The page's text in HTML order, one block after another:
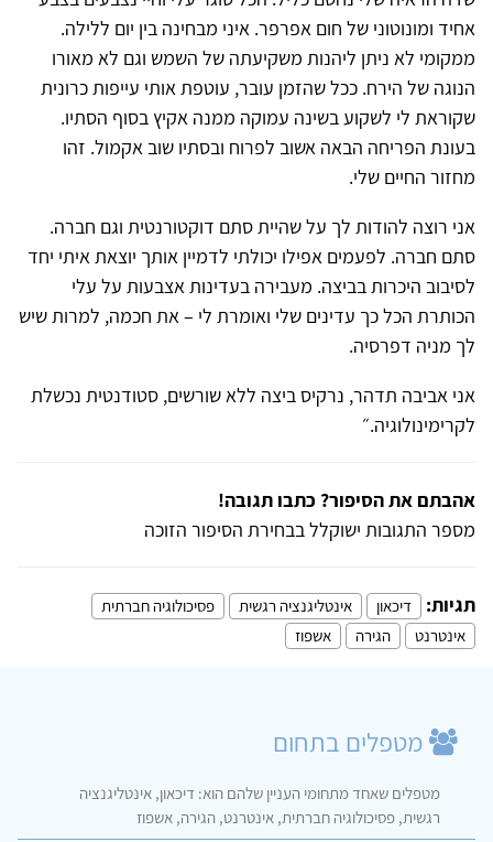
אחיד ומונוטוני של חום אפרפר. איני מבחינה בין יום ללילה.
ממקומי לא ניתן ליהנות משקיעתה של השמש וגם לא מאורו
הנוגה של הירח. ככל שהזמן עובר, עוטפת אותי עייפות כרונית
שקוראת לי לשקוע בשינה עמוקה ממנה אקיץ בסוף הסתיו.
בעונת הפריחה הבאה אשוב לפרוח ובסתיו שוב אקמול. זהו
מחזור החיים שלי.
אני רוצה להודות לך על שהיית סתם דוקטורנטית וגם חברה.
סתם חברה. לפעמים אפילו יכולתי לדמיין אותך יוצאת איתי יחד
לסיבוב היכרות בביצה. מעבירה בעדינות אצבעות על עלי
הכותרת הכל כך עדינים שלי ואומרת לי – את חכמה, למרות שיש
לך מניה דפרסיה.
אני אביבה תדהר, נרקיס ביצה ללא שורשים, סטודנטית נכשלת
לקרימינולוגיה.״
אהבתם את הסיפור? כתבו תגובה!
מספר התגובות ישוקלל בבחירת הסיפור הזוכה
תגיות: דיכאון אינטליגנציה רגשית
פסיכולוגיה חברתית
אינטרנט
הגירה אשפוז
מטפלים בתחום
מטפלים שאחד מתחומי העניין שלהם הוא: דיכאון, אינטליגנציה
רגשית, פסיכולוגיה חברתית, אינטרנט, הגירה, אשפוז